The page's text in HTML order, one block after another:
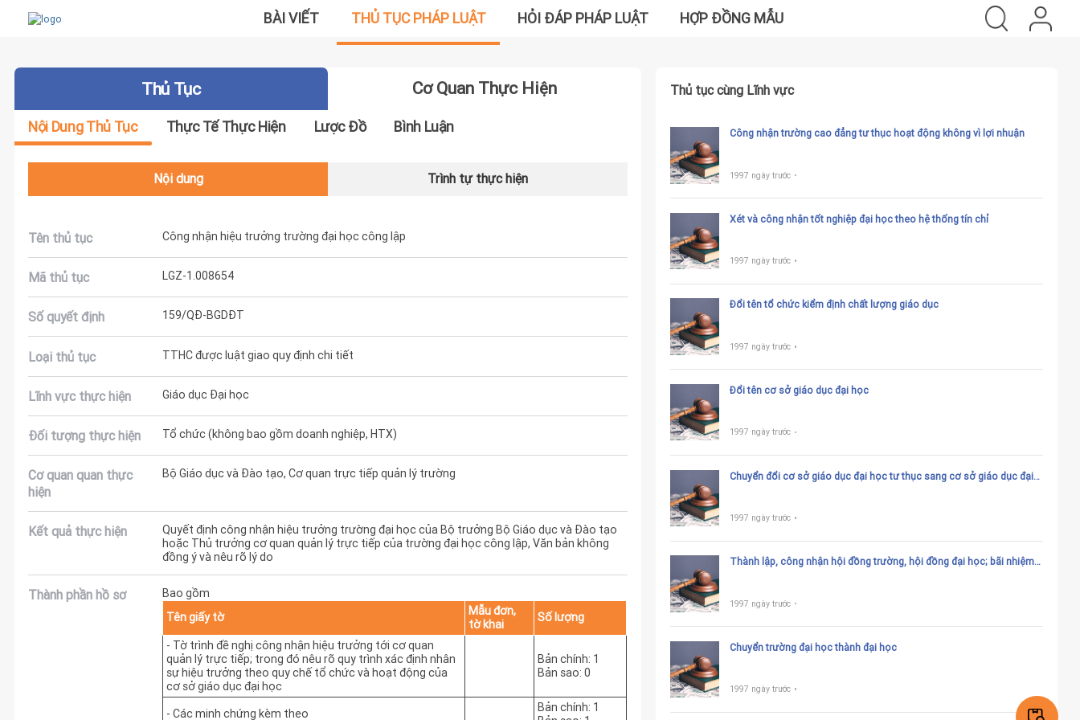
BÀI VIẾT THỦ TỤC PHÁP LUẬT HỎI ĐÁP PHÁP LUẬT HỢP ĐỒNG MẪU
Thủ Tục Cơ Quan Thực Hiện
Nội Dung Thủ Tục Thực Tế Thực Hiện Lược Đồ Bình Luận
Nội dung Trình tự thực hiện
Tên thủ tục Công nhận hiệu trưởng trường đại học công lập
Mã thủ tục LGZ-1.008654
Số quyết định 159/QĐ-BGDĐT
Loại thủ tục TTHC được luật giao quy định chi tiết
Lĩnh vực thực hiện Giáo dục Đại học
Đối tượng thực hiện Tổ chức (không bao gồm doanh nghiệp, HTX)
Cơ quan quan thực
hiện
Bộ Giáo dục và Đào tạo, Cơ quan trực tiếp quản lý trường
Kết quả thực hiện
Quyết định công nhận hiệu trưởng trường đại học của Bộ trưởng Bộ Giáo dục và Đào tạo
hoặc Thủ trưởng cơ quan quản lý trực tiếp của trường đại học công lập, Văn bản không
đồng ý và nêu rõ lý do
Thành phần hồ sơ
Bao gồm
Tên giấy tờ
Mẫu đơn,
tờ khai
Số lượng
- Tờ trình đề nghị công nhận hiệu trưởng tới cơ quan
quản lý trực tiếp; trong đó nêu rõ quy trình xác định nhân
sự hiệu trưởng theo quy chế tổ chức và hoạt động của
cơ sở giáo dục đại học
Bản chính: 1
Bản sao: 0
- Các minh chứng kèm theo
Bản chính: 1
Thủ tục cùng Lĩnh vực
Công nhận trường cao đẳng tư thục hoạt động không vì lợi nhuận
1997 ngày trước
Xét và công nhận tốt nghiệp đại học theo hệ thống tín chỉ
1997 ngày trước
Đổi tên tổ chức kiểm định chất lượng giáo dục
1997 ngày trước
Đổi tên cơ sở giáo dục đại học
1997 ngày trước
Chuyển đổi cơ sở giáo dục đại học tư thục sang cơ sở giáo dục đại
1997 ngày trước
Thành lập, công nhận hội đồng trường, hội đồng đại học; bãi nhiệm,
1997 ngày trước
Chuyển trường đại học thành đại học
1997 ngày trước